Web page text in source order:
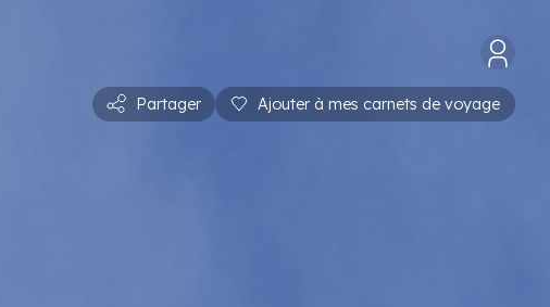
Partager Ajouter à mes carnets de voyage